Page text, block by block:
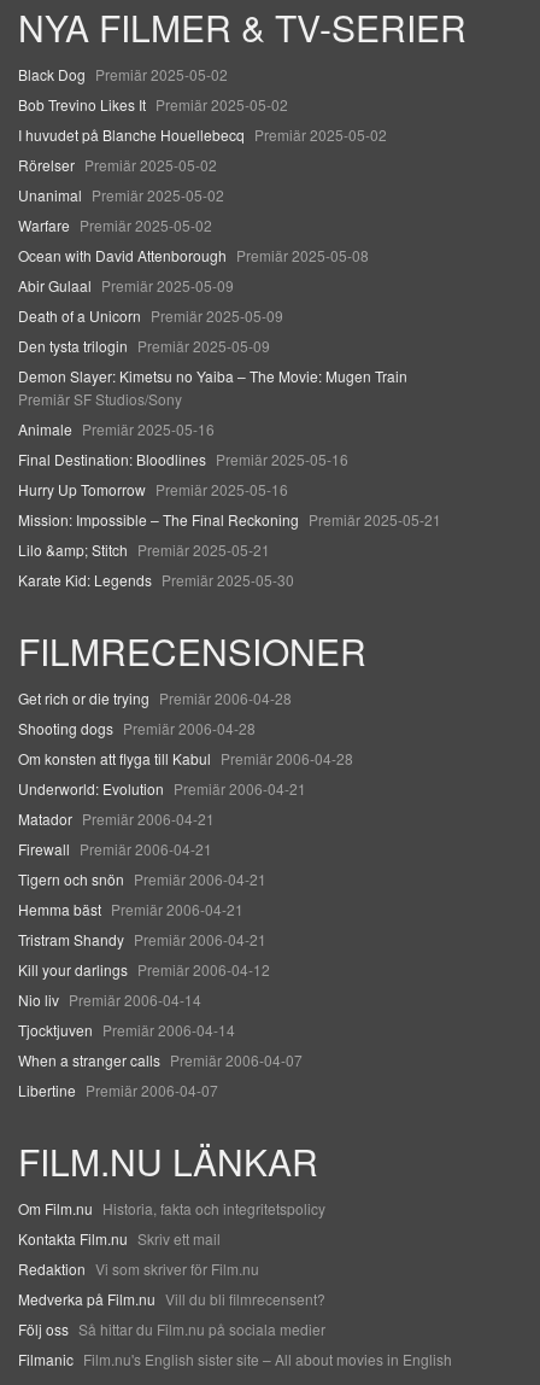
NYA FILMER & TV-SERIER
Black Dog Premiär 2025-05-02
Bob Trevino Likes It Premiär 2025-05-02
I huvudet på Blanche Houellebecq Premiär 2025-05-02
Rörelser Premiär 2025-05-02
Unanimal Premiär 2025-05-02
Warfare Premiär 2025-05-02
Ocean with David Attenborough Premiär 2025-05-08
Abir Gulaal Premiär 2025-05-09
Death of a Unicorn Premiär 2025-05-09
Den tysta trilogin Premiär 2025-05-09
Demon Slayer: Kimetsu no Yaiba – The Movie: Mugen Train
Premiär SF Studios/Sony
Animale Premiär 2025-05-16
Final Destination: Bloodlines Premiär 2025-05-16
Hurry Up Tomorrow Premiär 2025-05-16
Mission: Impossible – The Final Reckoning Premiär 2025-05-21
Lilo &amp; Stitch Premiär 2025-05-21
Karate Kid: Legends Premiär 2025-05-30
FILMRECENSIONER
Get rich or die trying Premiär 2006-04-28
Shooting dogs Premiär 2006-04-28
Om konsten att flyga till Kabul Premiär 2006-04-28
Underworld: Evolution Premiär 2006-04-21
Matador Premiär 2006-04-21
Firewall Premiär 2006-04-21
Tigern och snön Premiär 2006-04-21
Hemma bäst Premiär 2006-04-21
Tristram Shandy Premiär 2006-04-21
Kill your darlings Premiär 2006-04-12
Nio liv Premiär 2006-04-14
Tjocktjuven Premiär 2006-04-14
When a stranger calls Premiär 2006-04-07
Libertine Premiär 2006-04-07
FILM.NU LÄNKAR
Om Film.nu Historia, fakta och integritetspolicy
Kontakta Film.nu Skriv ett mail
Redaktion Vi som skriver för Film.nu
Medverka på Film.nu Vill du bli filmrecensent?
Följ oss Så hittar du Film.nu på sociala medier
Filmanic Film.nu's English sister site – All about movies in English